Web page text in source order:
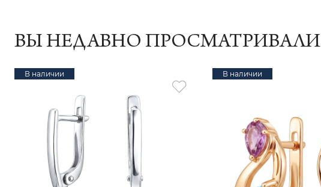
ВЫ НЕДАВНО ПРОСМАТРИВАЛИ
В наличии В наличии